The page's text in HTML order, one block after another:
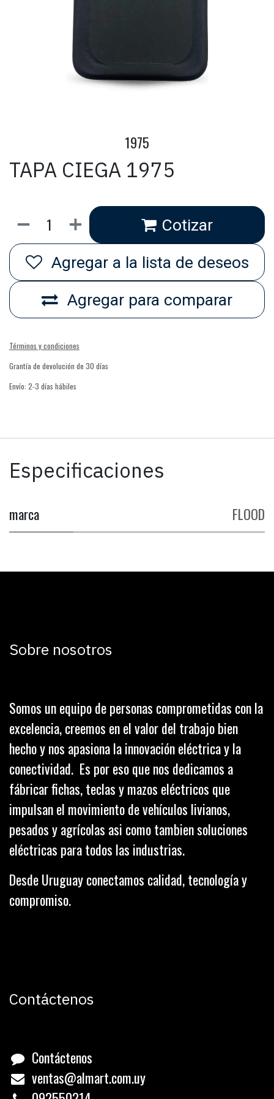
1975
TAPA CIEGA 1975
Cotizar
Agregar para comparar
Agregar a la lista de deseos
Términos y condiciones
Grantía de devolución de 30 días
Envío: 2-3 días hábiles
Especificaciones
marca FLOOD
Sobre nosotros
Somos un equipo de personas comprometidas con la
excelencia, creemos en el valor del trabajo bien
hecho y nos apasiona la innovación eléctrica y la
conectividad. Es por eso que nos dedicamos a
fábricar fichas, teclas y mazos eléctricos que
impulsan el movimiento de vehículos livianos,
pesados y agrícolas asi como tambien soluciones
eléctricas para todos las industrias.
Desde Uruguay conectamos calidad, tecnología y
compromiso.
Contáctenos
Contáctenos
ventas@almart.com.uy